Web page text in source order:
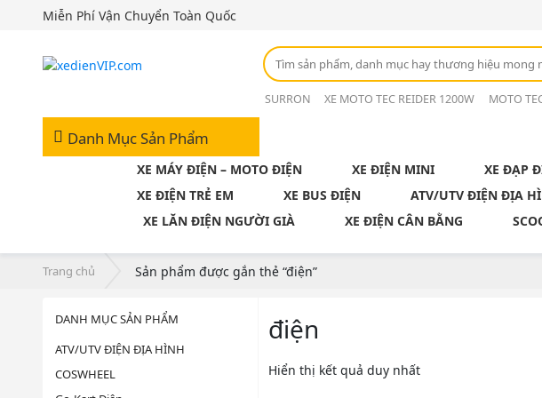
Miễn Phí Vận Chuyển Toàn Quốc
SURRON XE MOTO TEC REIDER 1200W MOTO
Danh Mục Sản Phẩm
XE MÁY ĐIỆN – MOTO ĐIỆN XE ĐIỆN MINI XE ĐẠP
XE ĐIỆN TRẺ EM
XE BUS ĐIỆN ATV/UTV ĐIỆN ĐỊA
XE LĂN ĐIỆN NGƯỜI GIÀ
XE ĐIỆN CÂN BẰNG
Trang chủ Sản phẩm được gắn thẻ “điện”
DANH MỤC SẢN PHẨM
ATV/UTV ĐIỆN ĐỊA HÌNH
COSWHEEL
điện
Hiển thị kết quả duy nhất